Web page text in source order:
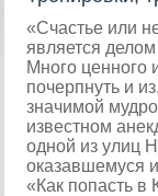
«Счастье или
является
Много ценного
почерпнуть и
значимой
известном
одной из улиц
оказавшемуся
«Как попасть в